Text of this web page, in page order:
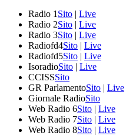
Radio 1 Sito | Live
Radio 2Sito | Live
Radio 3Sito | Live
Radiofd4Sito | Live
Radiofd5Sito | Live
IsoradioSito | Live
CCISSSito
GR ParlamentoSito | Live
Giornale RadioSito
Web Radio 6Sito | Live
Web Radio 7Sito | Live
Web Radio 8Sito | Live